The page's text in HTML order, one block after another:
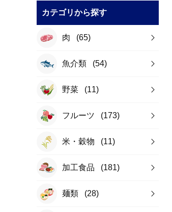
カテゴリから探す
肉 (65)
魚介類 (54)
野菜 (11)
フルーツ (173)
米・穀物 (11)
加工食品 (181)
麺類 (28)